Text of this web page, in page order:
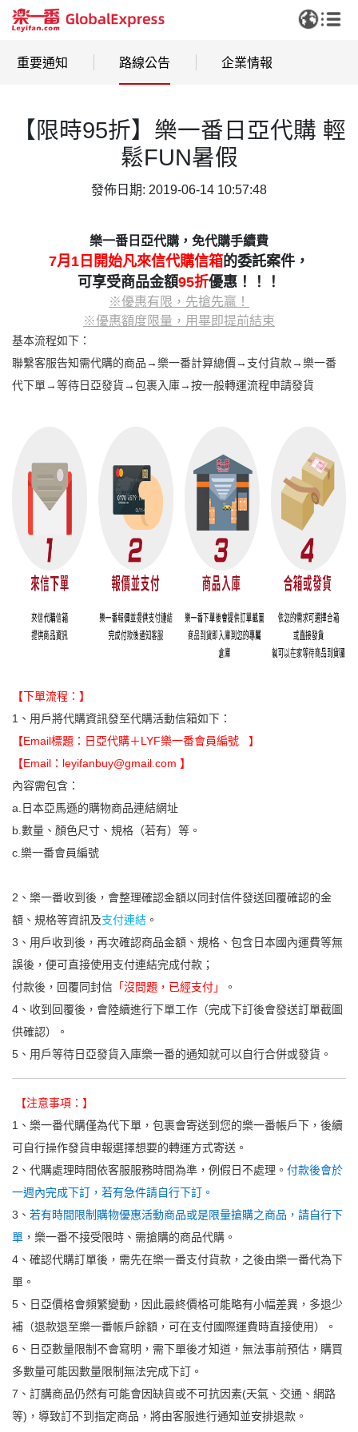
重要通知 路線公告 企業情報
【限時95折】樂一番日亞代購 輕
鬆FUN暑假
發佈日期: 2019-06-14 10:57:48
樂一番日亞代購，免代購手續費
7月1日開始凡來信代購信箱的委託案件，
可享受商品金額95折優惠！！！
※優惠有限，先搶先贏！
※優惠額度限量，用畢即提前結束
基本流程如下：
聯繫客服告知需代購的商品→樂一番計算總價→支付貨款→樂一番
代下單→等待日亞發貨→包裹入庫→按一般轉運流程申請發貨
【下單流程：】
1、用戶將代購資訊發至代購活動信箱如下：
【Email標題：日亞代購＋LYF樂一番會員編號 】
【Email：leyifanbuy@gmail.com 】
內容需包含：
a.日本亞馬遜的購物商品連結網址
b.數量、顏色尺寸、規格（若有）等。
c.樂一番會員編號
2、樂一番收到後，會整理確認金額以同封信件發送回覆確認的金
額、規格等資訊及支付連結 。
3、用戶收到後，再次確認商品金額、規格、包含日本國內運費等無
誤後，便可直接使用支付連結完成付款；
付款後，回覆同封信 「沒問題，已經支付」
。
4、收到回覆後，會陸續進行下單工作（完成下訂後會發送訂單截圖
供確認）。
5、用戶等待日亞發貨入庫樂一番的通知就可以自行合併或發貨。
【注意事項：】
1、樂一番代購僅為代下單，包裹會寄送到您的樂一番帳戶下，後續
可自行操作發貨申報選擇想要的轉運方式寄送。
2、代購處理時間依客服服務時間為準，例假日不處理。 付款後會於
一週內完成下訂，若有急件請自行下訂。
3、 若有時間限制購物優惠活動商品或是限量搶購之商品，請自行下
單 ，樂一番不接受限時、需搶購的商品代購。
4、確認代購訂單後，需先在樂一番支付貨款，之後由樂一番代為下
單。
5、日亞價格會頻繁變動，因此最終價格可能略有小幅差異，多退少
補（退款退至樂一番帳戶餘額，可在支付國際運費時直接使用）。
6、日亞數量限制不會寫明，需下單後才知道，無法事前預估，購買
多數量可能因數量限制無法完成下訂。
7、訂䐟商品仍然有可能會因缺貨或不可抗因素(天氣、交通、網路
等)，導致訂不到指定商品，將由客服進行通知並安排退款。